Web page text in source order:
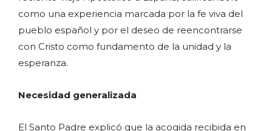
como una experiencia marcada por la fe viva del
pueblo español y por el deseo de reencontrarse
con Cristo como fundamento de la unidad y la
esperanza.
Necesidad generalizada
El Santo Padre explicó que la acogida recibida en